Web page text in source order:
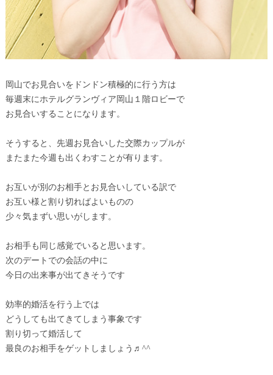
岡山でお見合いをドンドン積極的に行う方は
毎週末にホテルグランヴィア岡山１階ロビーで
お見合いすることになります。
そうすると、先週お見合いした交際カップルが
またまた今週も出くわすことが有ります。
お互いが別のお相手とお見合いしている訳で
お互い様と割り切ればよいものの
少々気まずい思いがします。
お相手も同じ感覚でいると思います。
次のデートでの会話の中に
今日の出来事が出てきそうです
効率的婚活を行う上では
どうしても出てきてしまう事象です
割り切って婚活して
最良のお相手をゲットしましょう♬^^